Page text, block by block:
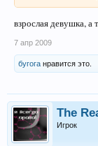
взрослая девушка,
7 апр 2009
бугога нравится это.
The
Игрок